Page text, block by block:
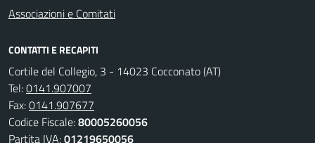
Associazioni e Comitati
CONTATTI E RECAPITI
Cortile del Collegio, 3 - 14023 Cocconato (AT)
Tel:0141.907007
Fax:0141.907677
Codice Fiscale:80005260056
Partita IVA:01219650056